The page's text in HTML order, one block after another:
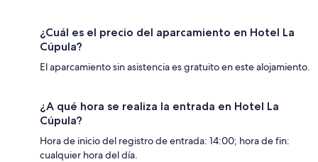
¿Cuál es el precio del aparcamiento en Hotel La
Cúpula?
El aparcamiento sin asistencia es gratuito en este alojamiento.
¿A qué hora se realiza la entrada en Hotel La
Cúpula?
Hora de inicio del registro de entrada: 14:00; hora de fin:
cualquier hora del día.